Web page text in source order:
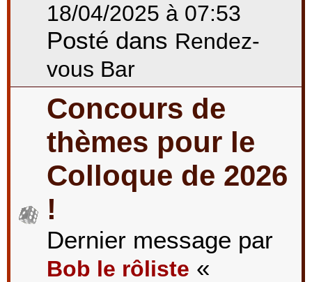
18/04/2025 à 07:53
Posté dans Rendez-
vous Bar
Concours de
thèmes pour le
Colloque de 2026
!
Dernier message par
Bob le rôliste «